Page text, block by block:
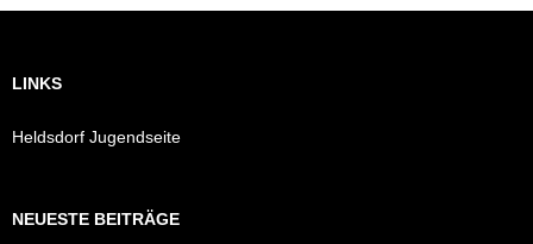
LINKS
Heldsdorf Jugendseite
NEUESTE BEITRÄGE